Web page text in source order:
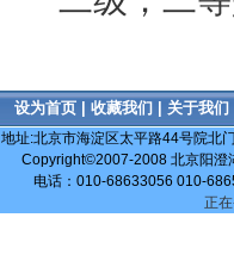
设为首页 收藏我们 关于我们
地址:北京市海淀区太平路44号院北
Copyright©2007-2008 北京阳澄
电话：010-68633056 010-
正